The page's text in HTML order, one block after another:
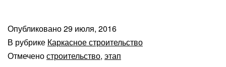
Опубликовано29 июля, 2016
В рубрике Каркасное строительство
Отмеченостроительство, этап